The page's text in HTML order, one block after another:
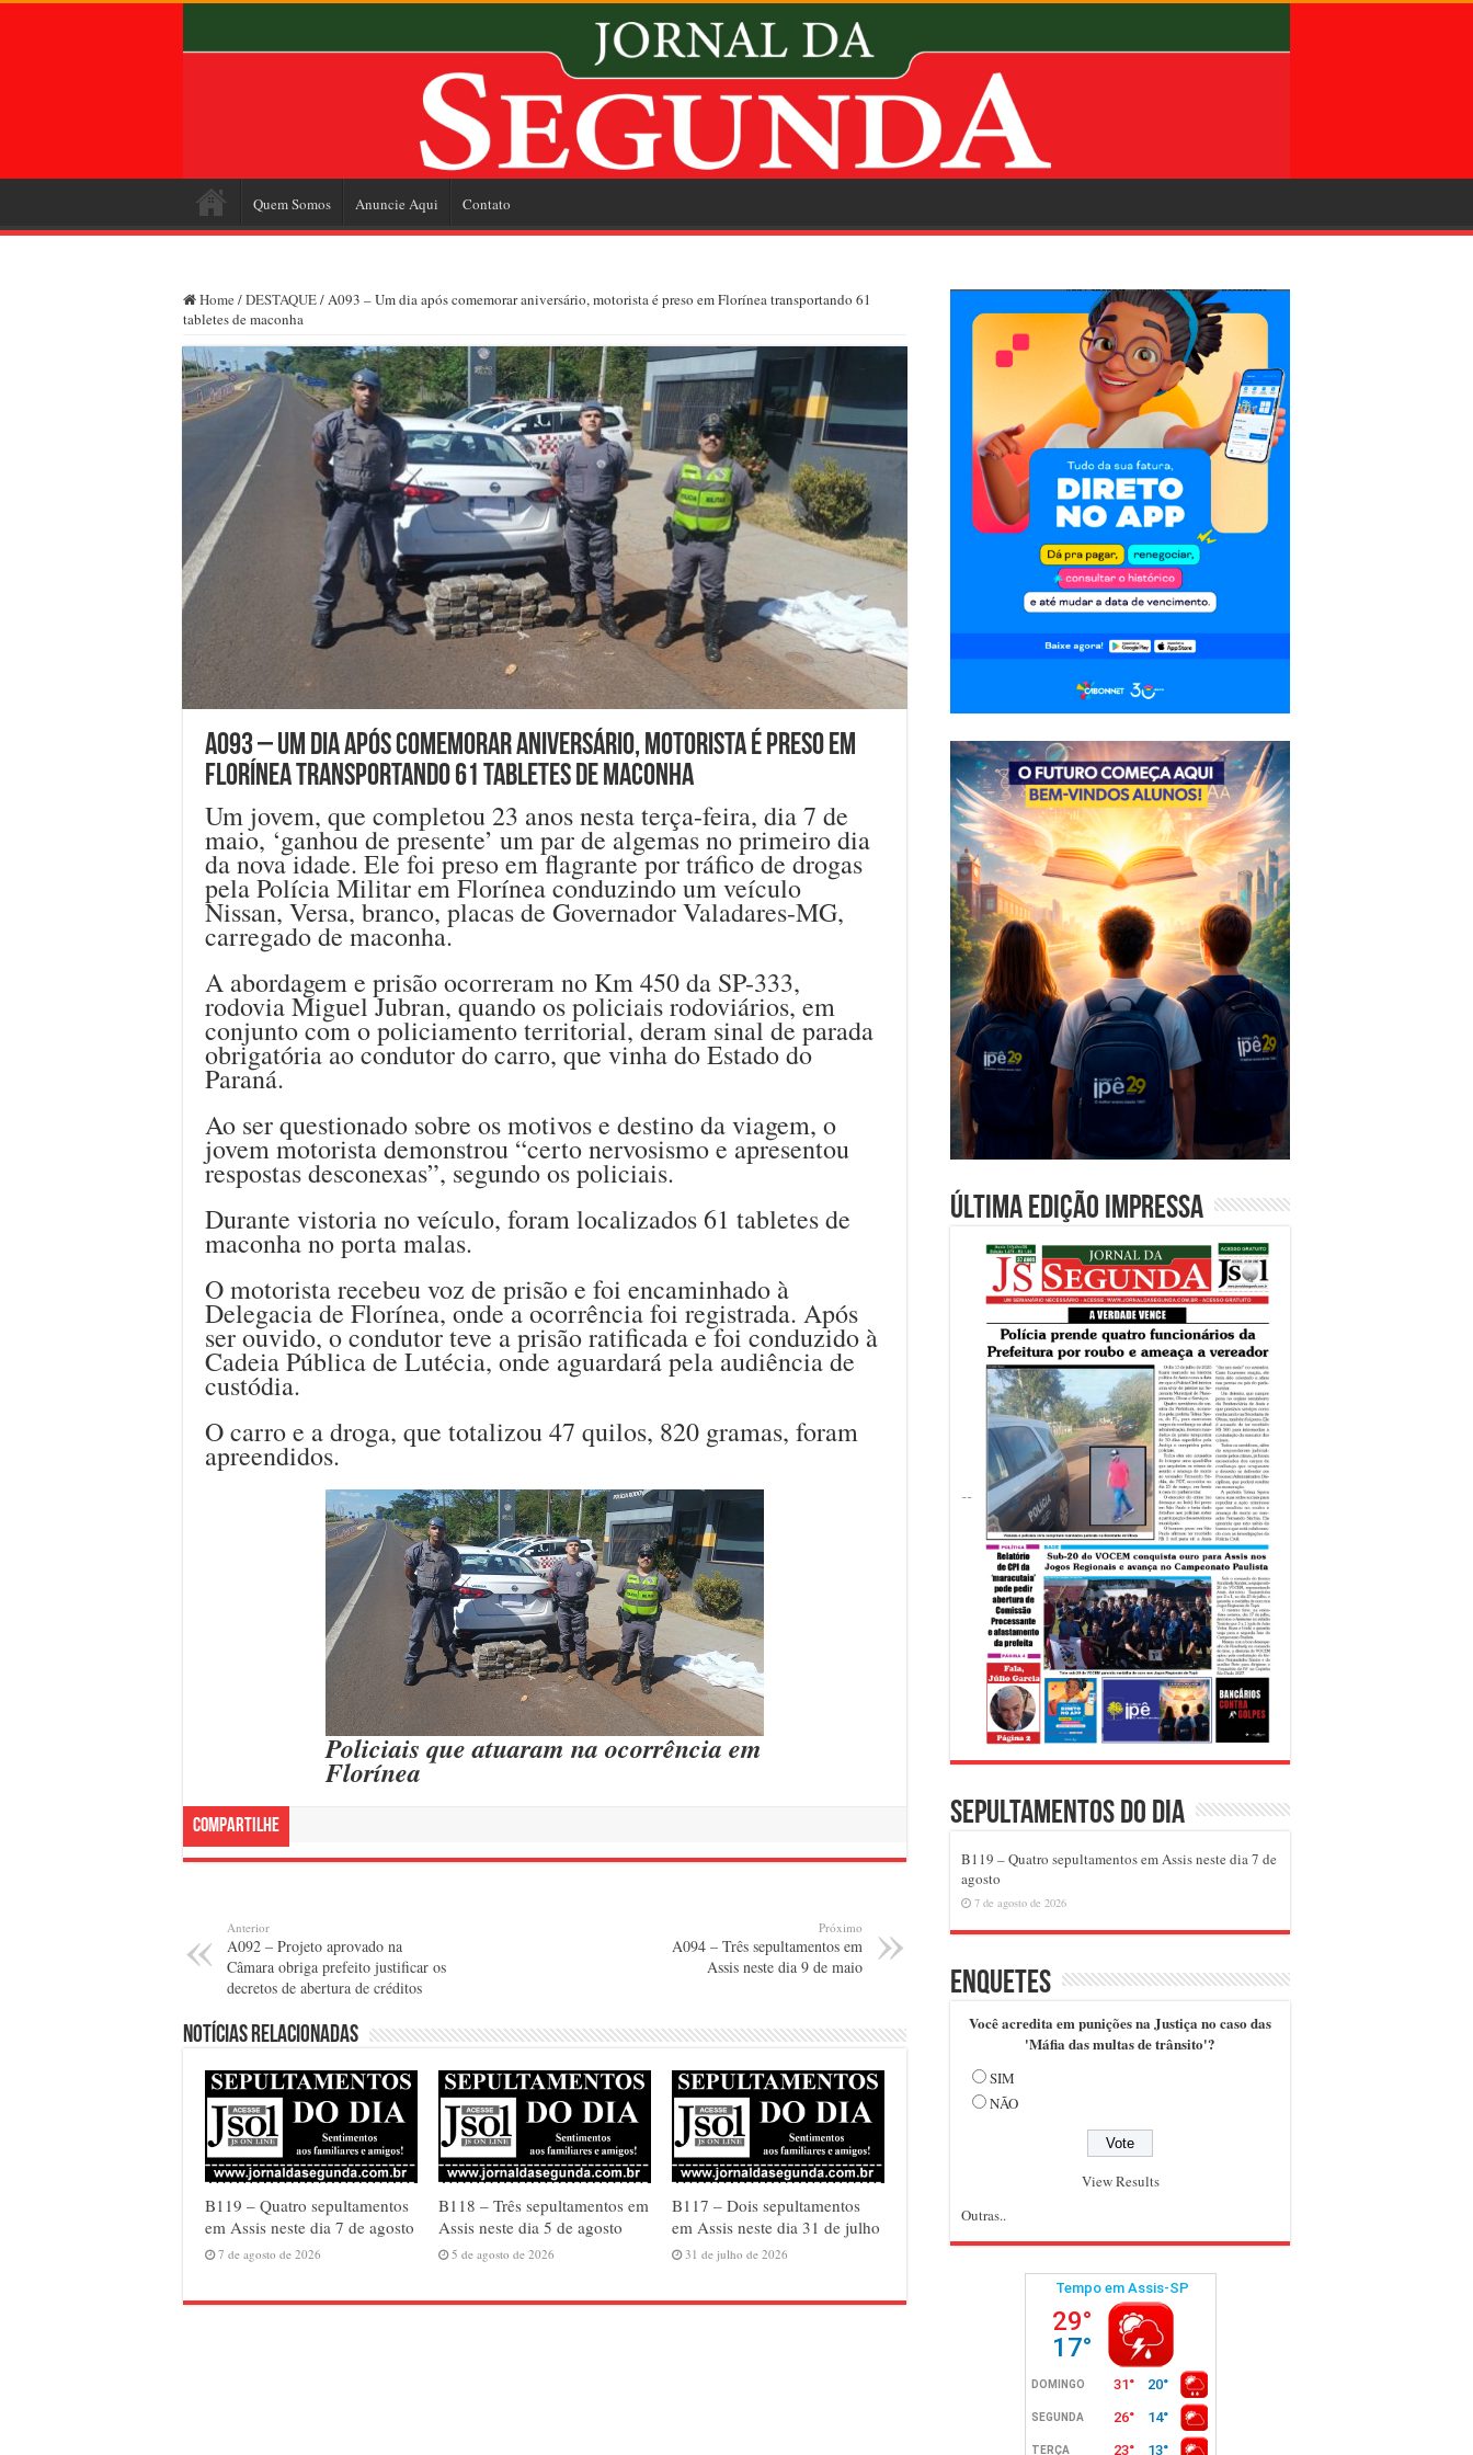
Quem Somos Anuncie Aqui Contato
Home /DESTAQUE/A093 – Um dia após comemorar aniversário, motorista é preso em Florínea transportando 61
tabletes de maconha
A093 – Um dia após comemorar aniversário, motorista é preso em
Florínea transportando 61 tabletes de maconha
Um jovem, que completou 23 anos nesta terça-feira, dia 7 de
maio, ‘ganhou de presente’ um par de algemas no primeiro dia
da nova idade. Ele foi preso em flagrante por tráfico de drogas
pela Polícia Militar em Florínea conduzindo um veículo
Nissan, Versa, branco, placas de Governador Valadares-MG,
carregado de maconha.
A abordagem e prisão ocorreram no Km 450 da SP-333,
rodovia Miguel Jubran, quando os policiais rodoviários, em
conjunto com o policiamento territorial, deram sinal de parada
obrigatória ao condutor do carro, que vinha do Estado do
Paraná.
Ao ser questionado sobre os motivos e destino da viagem, o
jovem motorista demonstrou “certo nervosismo e apresentou
respostas desconexas”, segundo os policiais.
Durante vistoria no veículo, foram localizados 61 tabletes de
maconha no porta malas.
O motorista recebeu voz de prisão e foi encaminhado à
Delegacia de Florínea, onde a ocorrência foi registrada. Após
ser ouvido, o condutor teve a prisão ratificada e foi conduzido à
Cadeia Pública de Lutécia, onde aguardará pela audiência de
custódia.
O carro e a droga, que totalizou 47 quilos, 820 gramas, foram
apreendidos.
Policiais que atuaram na ocorrência em
Florínea
Compartilhe
Anterior
A092 – Projeto aprovado na
Câmara obriga prefeito justificar os
decretos de abertura de créditos
Próximo
A094 – Três sepultamentos em
Assis neste dia 9 de maio
Notícias relacionadas
B119 – Quatro sepultamentos
em Assis neste dia 7 de agosto
7 de agosto de 2026
B118 – Três sepultamentos em
Assis neste dia 5 de agosto
5 de agosto de 2026
B117 – Dois sepultamentos
em Assis neste dia 31 de julho
31 de julho de 2026
Última edição impressa
Sepultamentos do dia
B119 – Quatro sepultamentos em Assis neste dia 7 de
agosto
7 de agosto de 2026
Enquetes
Você acredita em punições na Justiça no caso das
'Máfia das multas de trânsito'?
SIM
NÃO
View Results
Outras..